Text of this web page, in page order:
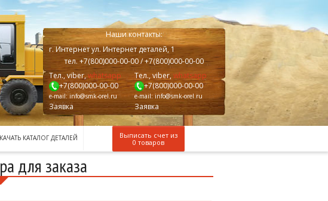
Наши контакты:
г. Интернетул. Интернет деталей, 1
тел.+7(800)000-00-00/ +7(800)000-00-00
Тел., viber,whatsapp
+7(800)000-00-00
e-mail: info@smk-orel.ru
Заявка
Тел., viber,whatsapp
+7(800)000-00-00
e-mail:info@smk-orel.ru
Заявка
КАТАЛОГ ДЕТАЛЕЙ
Выписать счет из
0 товаров
для заказа